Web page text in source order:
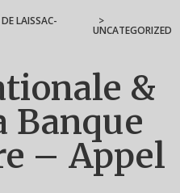
LAISSAC- >
UNCATEGORIZED
&
Banque
– Appel